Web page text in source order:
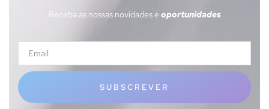
Receba as nossas novidades e oportunidades
SUBSCREVER